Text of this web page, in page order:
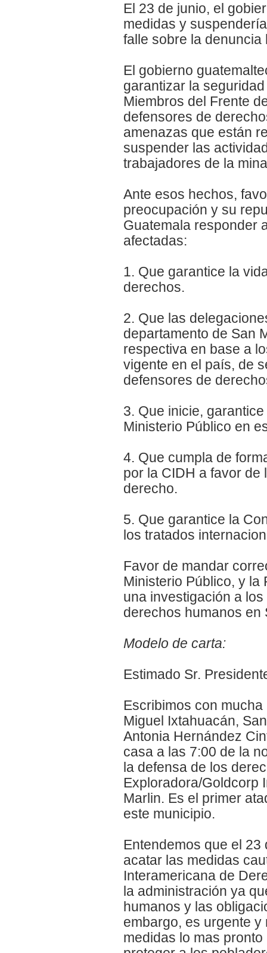
El 23 de junio, el
medidas y
falle sobre la
El gobierno
garantizar la
Miembros del Frente
defensores de
amenazas que están
suspender las
trabajadores de la
Ante esos hechos,
preocupación y su
Guatemala responder
afectadas:
1. Que garantice la
derechos.
2. Que las
departamento de San
respectiva en base a
vigente en el país, de
defensores de
3. Que inicie,
Ministerio Público en
4. Que cumpla de
por la CIDH a favor
derecho.
5. Que garantice la
los tratados
Favor de mandar
Ministerio Público, y
una investigación a
derechos humanos en
Modelo de carta:
Estimado Sr.
Escribimos con
Miguel Ixtahuacán,
Antonia Hernández
casa a las 7:00 de la
la defensa de los
Exploradora/Goldcorp
Marlin. Es el primer
este municipio.
Entendemos que el
acatar las medidas
Interamericana de
la administración ya
humanos y las
embargo, es urgente
medidas lo mas